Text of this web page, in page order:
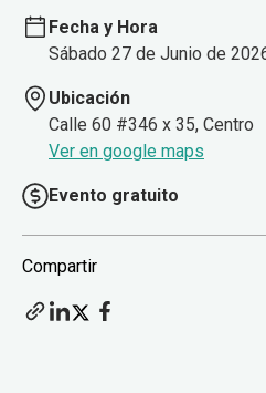
Fecha y Hora
Sábado 27 de Junio de
Ubicación
Calle 60 #346 x 35, Centro
Ver en google maps
Evento gratuito
Compartir